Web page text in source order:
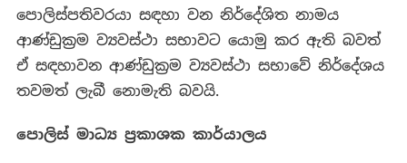
පොලිස්පතිවරයා සඳහා වන නිර්දේශිත නාමය
ආණ්ඩුක්‍රම ව්‍යවස්ථා සභාවට යොමු කර ඇති බවත්
ඒ සඳහාවන ආණ්ඩුක්‍රම ව්‍යවස්ථා සභාවේ නිර්දේශය
තවමත් ලැබී නොමැති බවයි.
පොලිස් මාධ්‍ය ප්‍රකාශක කාර්යාලය